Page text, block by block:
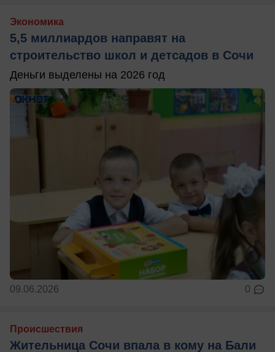
Экономика
5,5 миллиардов направят на
строительство школ и детсадов в Сочи
Деньги выделены на 2026 год
09.06.2026 0
Происшествия
Жительница Сочи впала в кому на Бали